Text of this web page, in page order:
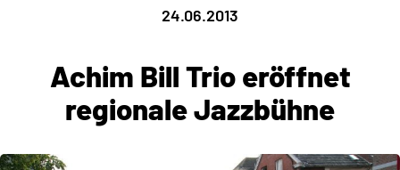
24.06.2013
Achim Bill Trio eröffnet
regionale Jazzbühne